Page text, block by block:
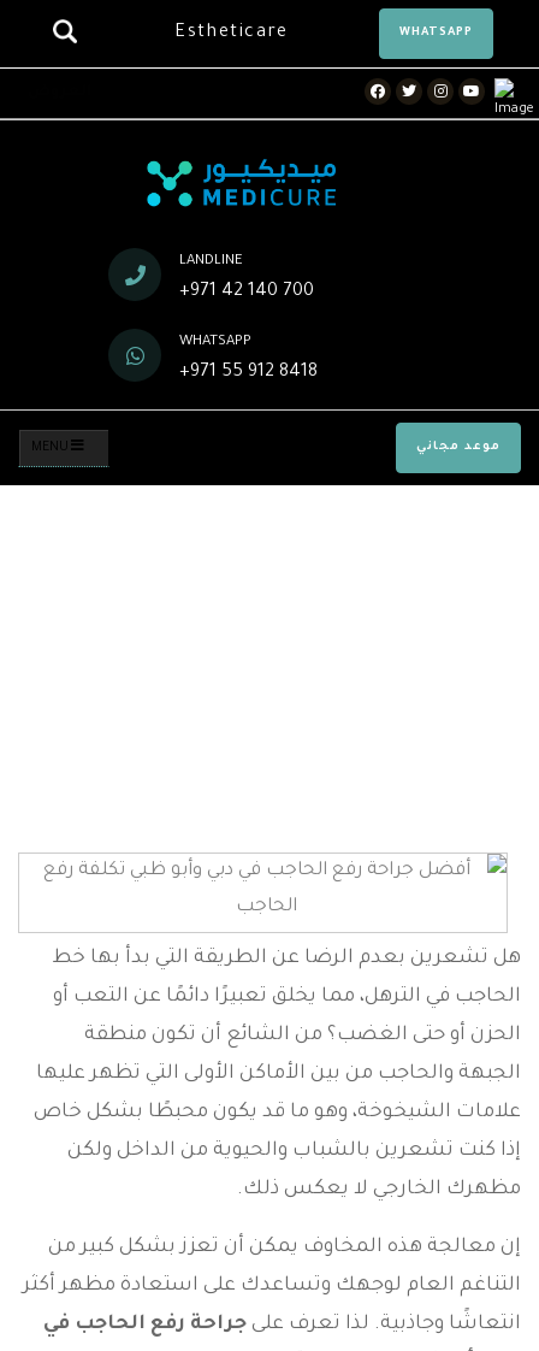
Estheticare WHATSAPP
Facebook
TwitterInstagram
Youtube
LANDLINE
+971 42 140 700
WHATSAPP
+971 55 912 8418
موعد مجاني MENU
هل تشعرين بعدم الرضا عن الطريقة التي بدأ بها خط
الحاجب في الترهل، مما يخلق تعبيرًا دائمًا عن التعب أو
الحزن أو حتى الغضب؟ من الشائع أن تكون منطقة
الجبهة والحاجب من بين الأماكن الأولى التي تظهر عليها
علامات الشيخوخة، وهو ما قد يكون محبطًا بشكل خاص
إذا كنت تشعرين بالشباب والحيوية من الداخل ولكن
مظهرك الخارجي لا يعكس ذلك.
إن معالجة هذه المخاوف يمكن أن تعزز بشكل كبير من
التناغم العام لوجهك وتساعدك على استعادة مظهر أكثر
انتعاشًا وجاذبية. لذا تعرف على جراحة رفع الحاجب في